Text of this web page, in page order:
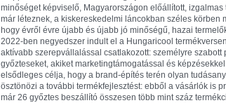
minőséget képviselő, Magyarországon előállított,
már léteznek, a kiskereskedelmi láncokban széles körben
hogy évről évre újabb és újabb jó minőségű, hazai
2022-ben negyedszer indult el a Hungaricool
aktívabb szerepvállalással csatlakozott: személyre
győzteseket, akiket marketingtámogatással és
elsődleges célja, hogy a brand-építés terén olyan
ösztönözi a további termékfejlesztést: ebből a vásárlók is
már 26 győztes beszállító összesen több mint száz